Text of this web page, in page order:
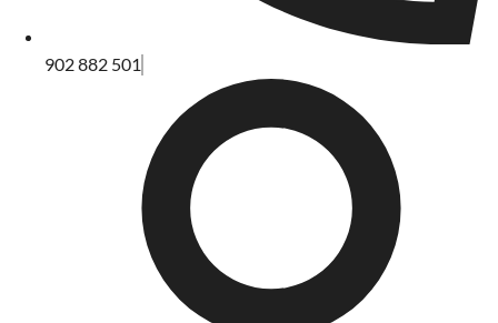
902 882 501